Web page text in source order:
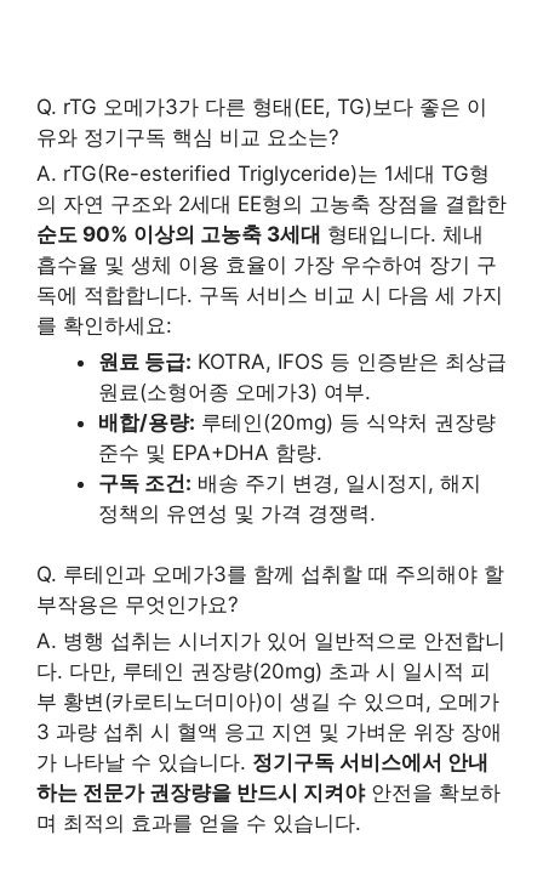
Q. rTG 오메가3가 다른 형태(EE, TG)보다 좋은 이
유와 정기구독 핵심 비교 요소는?
A. rTG(Re-esterified Triglyceride)는 1세대 TG형
의 자연 구조와 2세대 EE형의 고농축 장점을 결합한
순도 90% 이상의 고농축 3세대 형태입니다. 체내
흡수율 및 생체 이용 효율이 가장 우수하여 장기 구
독에 적합합니다. 구독 서비스 비교 시 다음 세 가지
를 확인하세요:
원료 등급: KOTRA, IFOS 등 인증받은 최상급
원료(소형어종 오메가3) 여부.
배합/용량: 루테인(20mg) 등 식약처 권장량
준수 및 EPA+DHA 함량.
구독 조건: 배송 주기 변경, 일시정지, 해지
정책의 유연성 및 가격 경쟁력.
Q. 루테인과 오메가3를 함께 섭취할 때 주의해야 할
부작용은 무엇인가요?
A. 병행 섭취는 시너지가 있어 일반적으로 안전합니
다. 다만, 루테인 권장량(20mg) 초과 시 일시적 피
부 황변(카로티노더미아)이 생길 수 있으며, 오메가
3 과량 섭취 시 혈액 응고 지연 및 가벼운 위장 장애
가 나타날 수 있습니다. 정기구독 서비스에서 안내
하는 전문가 권장량을 반드시 지켜야안전을 확보하
며 최적의 효과를 얻을 수 있습니다.